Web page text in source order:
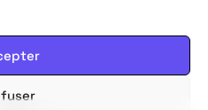
0,3 % DE THC, CONFORMES À LA
& ALLAITANTES · NE PAS
INTERDITE AUX MINEURS